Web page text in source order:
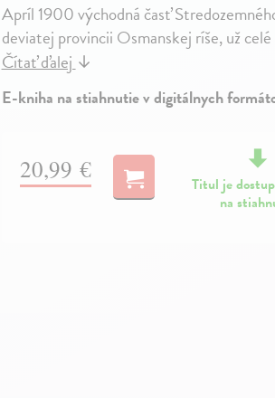
Apríl 1900 východná časť
deviatej provincii Osmanskej ríše, už
Čítať ďalej↓
E-kniha na stiahnutie v digitálnych
20,99 €
Titul je
na